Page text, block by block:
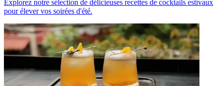
Explorez notre sélection de délicieuses recettes de cocktails estivaux
pour élever vos soirées d'été.